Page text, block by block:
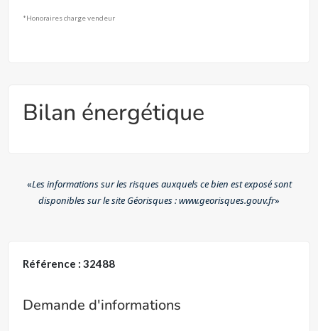
*Honoraires charge vendeur
Bilan énergétique
«Les informations sur les risques auxquels ce bien est exposé sont
disponibles sur le site Géorisques : www.georisques.gouv.fr»
Référence : 32488
Demande d'informations